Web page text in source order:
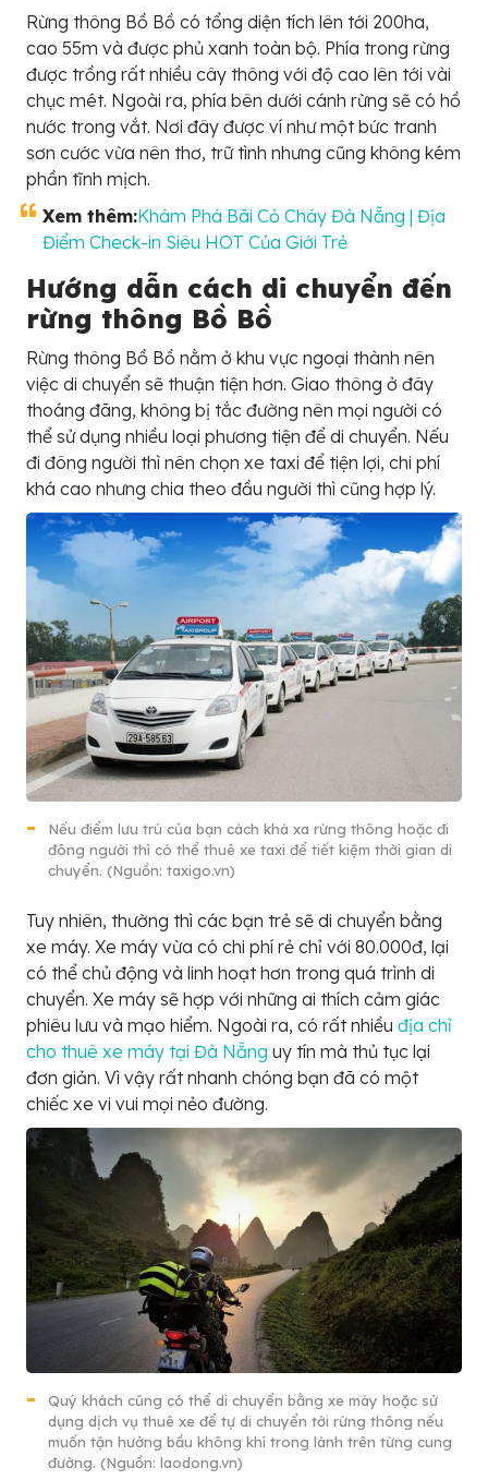
Rừng thông Bồ Bồ có tổng diện tích lên tới 200ha,
cao 55m và được phủ xanh toàn bộ. Phía trong rừng
được trồng rất nhiều cây thông với độ cao lên tới vài
chục mét. Ngoài ra, phía bên dưới cánh rừng sẽ có hồ
nước trong vắt. Nơi đây được ví như một bức tranh
sơn cước vừa nên thơ, trữ tình nhưng cũng không kém
phần tĩnh mịch.
Xem thêm:Khám Phá Bãi Cỏ Cháy Đà Nẵng | Địa
Điểm Check-in Siêu HOT Của Giới Trẻ
Hướng dẫn cách di chuyển đến
rừng thông Bồ Bồ
Rừng thông Bồ Bồ nằm ở khu vực ngoại thành nên
việc di chuyển sẽ thuận tiện hơn. Giao thông ở đây
thoáng đãng, không bị tắc đường nên mọi người có
thể sử dụng nhiều loại phương tiện để di chuyển. Nếu
đi đông người thì nên chọn xe taxi để tiện lợi, chi phí
khá cao nhưng chia theo đầu người thì cũng hợp lý.
Nếu điểm lưu trú của bạn cách khá xa rừng thông hoặc đi
đông người thì có thể thuê xe taxi để tiết kiệm thời gian di
chuyển. (Nguồn: taxigo.vn)
Tuy nhiên, thường thì các bạn trẻ sẽ di chuyển bằng
xe máy. Xe máy vừa có chi phí rẻ chỉ với 80.000đ, lại
có thể chủ động và linh hoạt hơn trong quá trình di
chuyển. Xe máy sẽ hợp với những ai thích cảm giác
phiêu lưu và mạo hiểm. Ngoài ra, có rất nhiều địa chỉ
cho thuê xe máy tại Đà Nẵng uy tín mà thủ tục lại
đơn giản. Vì vậy rất nhanh chóng bạn đã có một
chiếc xe vi vui mọi nẻo đường.
Quý khách cũng có thể di chuyển bằng xe máy hoặc sử
dụng dịch vụ thuê xe để tự di chuyển tới rừng thông nếu
muốn tận hưởng bầu không khí trong lành trên từng cung
đường. (Nguồn: laodong.vn)